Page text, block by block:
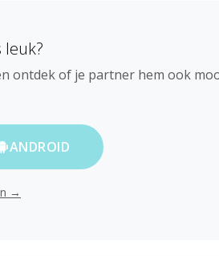
leuk?
ontdek of je partner hem ook
ANDROID
→